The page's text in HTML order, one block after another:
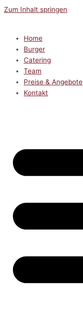
Zum Inhalt springen
Home
Burger
Catering
Team
Preise & Angebote
Kontakt